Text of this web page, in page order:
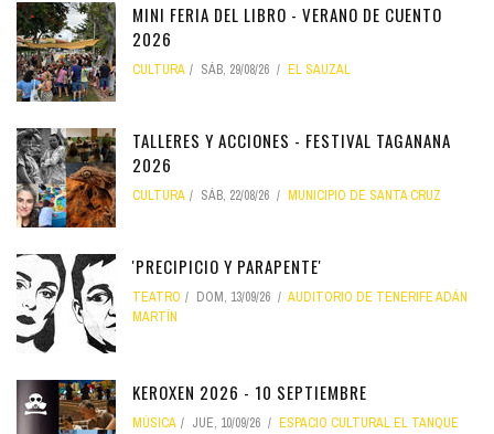
MINI FERIA DEL LIBRO - VERANO DE CUENTO
2026
CULTURA SÁB, 29/08/26 EL SAUZAL
TALLERES Y ACCIONES - FESTIVAL TAGANANA
2026
CULTURA SÁB, 22/08/26 MUNICIPIO DE SANTA CRUZ
'PRECIPICIO Y PARAPENTE'
TEATRO DOM, 13/09/26
AUDITORIO DE TENERIFE ADÁN
MARTÍN
KEROXEN 2026 - 10 SEPTIEMBRE
MÚSICA JUE, 10/09/26 ESPACIO CULTURAL EL TANQUE